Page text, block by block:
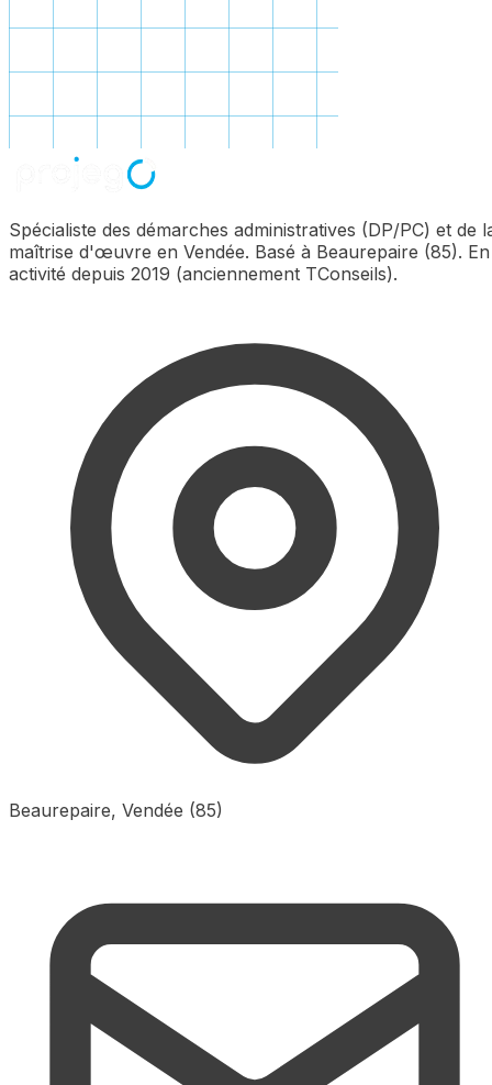
Spécialiste des démarches administratives (DP/PC) et de
maîtrise d'œuvre en Vendée. Basé à Beaurepaire (85). En
activité depuis 2019 (anciennement TConseils).
Beaurepaire, Vendée (85)